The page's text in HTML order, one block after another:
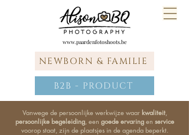
www.paardenfotoshoots.be
Vanwege de persoonlijke werkwijze waar kwaliteit,
persoonlijke begeleiding, een goede ervaringen service
voorop staat, zijn de plaatsjes in de agenda beperkt.
B2B - PRODUCT
NEWBORN & FAMILIE